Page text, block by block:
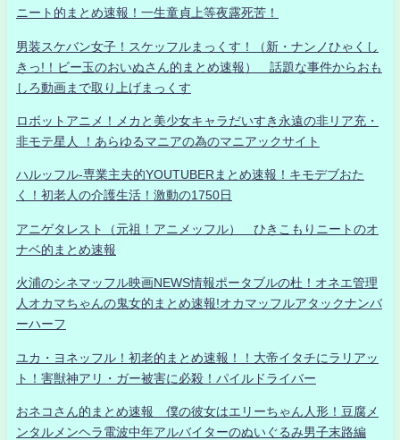
ニート的まとめ速報！一生童貞上等夜露死苦！
男装スケバン女子！スケッフルまっくす！（新・ナンノひゃくし
きっ!！ビー玉のおいぬさん的まとめ速報） 話題な事件からおも
しろ動画まで取り上げまっくす
ロボットアニメ！メカと美少女キャラだいすき永遠の非リア充・
非モテ星人 ！あらゆるマニアの為のマニアックサイト
ハルッフル-専業主夫的YOUTUBERまとめ速報！キモデブおた
く！初老人の介護生活！激動の1750日
アニゲタレスト（元祖！アニメッフル） ひきこもりニートのオ
ナベ的まとめ速報
火浦のシネマッフル映画NEWS情報ポータブルの杜！オネエ管理
人オカマちゃんの鬼女的まとめ速報!オカマッフルアタックナンバ
ーハーフ
ユカ・ヨネッフル！初老的まとめ速報！！大帝イタチにラリアッ
ト！害獣神アリ・ガー被害に必殺！パイルドライバー
おネコさん的まとめ速報 僕の彼女はエリーちゃん人形！豆腐メ
ンタルメンヘラ電波中年アルバイターのぬいぐるみ男子末路編